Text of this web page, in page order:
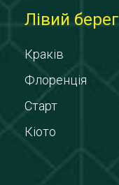
Лівий берег
Краків
Флоренція
Старт
Кіото